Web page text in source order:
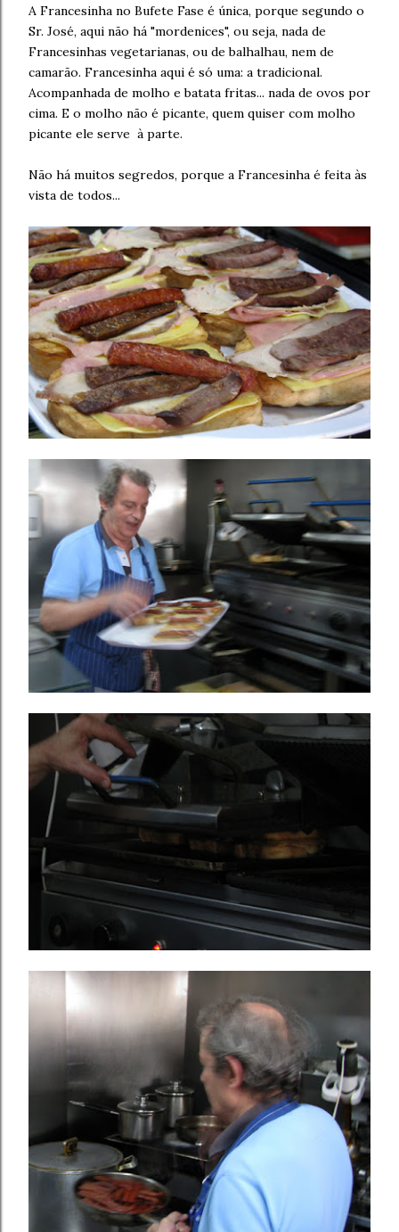
A Francesinha no Bufete Fase é única, porque segundo o
Sr. José, aqui não há "mordenices", ou seja, nada de
Francesinhas vegetarianas, ou de balhalhau, nem de
camarão. Francesinha aqui é só uma: a tradicional.
Acompanhada de molho e batata fritas... nada de ovos por
cima. E o molho não é picante, quem quiser com molho
picante ele serve à parte.
Não há muitos segredos, porque a Francesinha é feita às
vista de todos...